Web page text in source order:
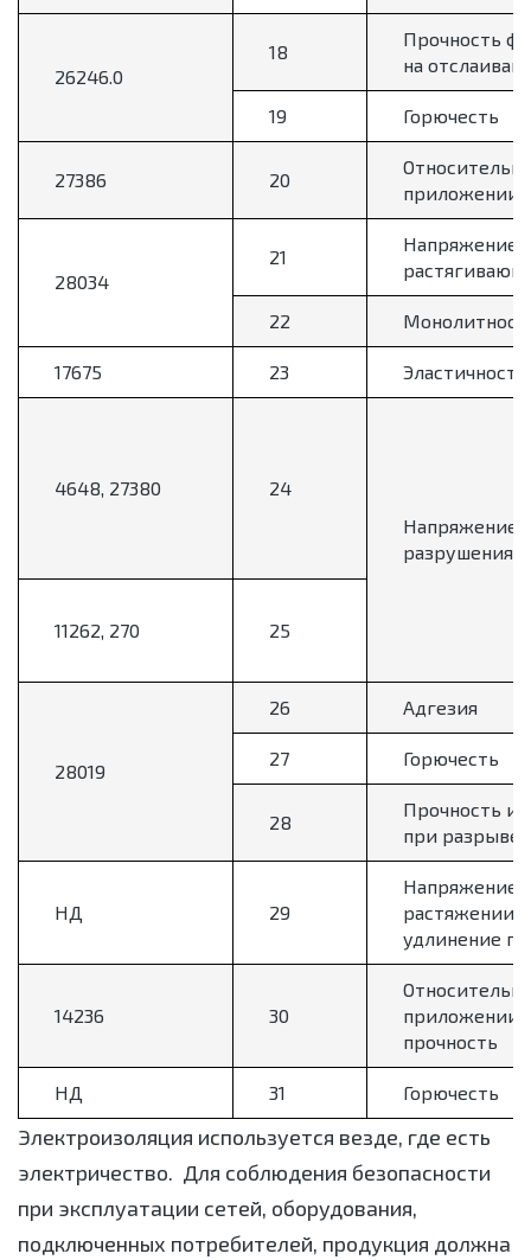
26246.0
18
Прочность
на
19 Горючесть
27386 20
приложении
28034
21
Напряжение
22
17675 23 Эластичность
4648, 27380
24
Напряжение
разрушения
11262, 270 25
28019
26 Адгезия
27 Горючесть
28
Прочность и
при разрыве
НД 29
Напряжение
растяжении
удлинение
14236 30
приложении
прочность
НД 31 Горючесть
Электроизоляция используется везде, где есть
электричество. Для соблюдения безопасности
при эксплуатации сетей, оборудования,
подключенных потребителей, продукция должна